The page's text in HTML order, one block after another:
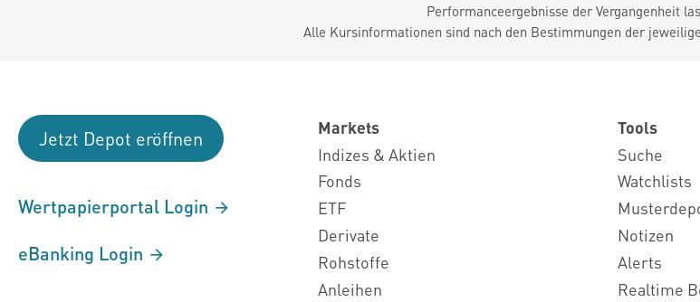
Performanceergebnisse der Vergangenheit
Alle Kursinformationen sind nach den Bestimmungen der
Jetzt Depot eröffnen
Wertpapierportal Login
eBanking Login
Markets
Indizes & Aktien
Fonds
ETF
Derivate
Rohstoffe
Anleihen
Tools
Suche
Watchlists
Notizen
Alerts
Realtime